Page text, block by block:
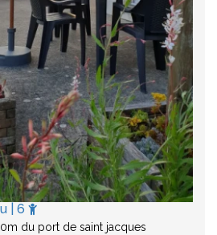
| 6
du port de saint jacques